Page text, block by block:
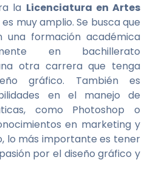
la Licenciatura en Artes
es muy amplio. Se busca que
una formación académica
en bachillerato
otra carrera que tenga
gráfico. También es
en el manejo de
como Photoshop o
en marketing y
lo más importante es tener
por el diseño gráfico y